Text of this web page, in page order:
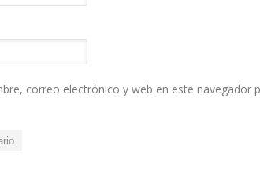
correo electrónico y web en este navegador